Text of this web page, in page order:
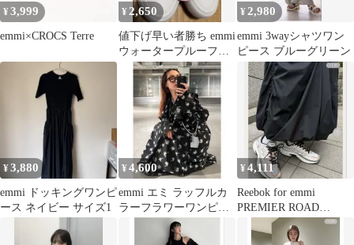
¥3,999
emmi×CROCS Terre
¥2,650
値下げ早い者勝ち emmi
ウォータープルーフス
ニーカー 撥水加工デザ
イン 23
¥2,980
emmi 3wayシャツワン
ピース ブルーグリーン
¥3,880
emmi ドッキングワンピ
ース ネイビー サイズ1
¥ 4,600
emmi エミ ラッフルカ
ラーフラワーワンピー
スドレス 花柄 黒 ブラ
¥4,111
Reebok for emmi
PREMIER ROAD
CONTROL